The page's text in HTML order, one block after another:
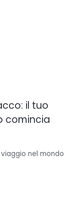
il tuo
comincia
nel mondo